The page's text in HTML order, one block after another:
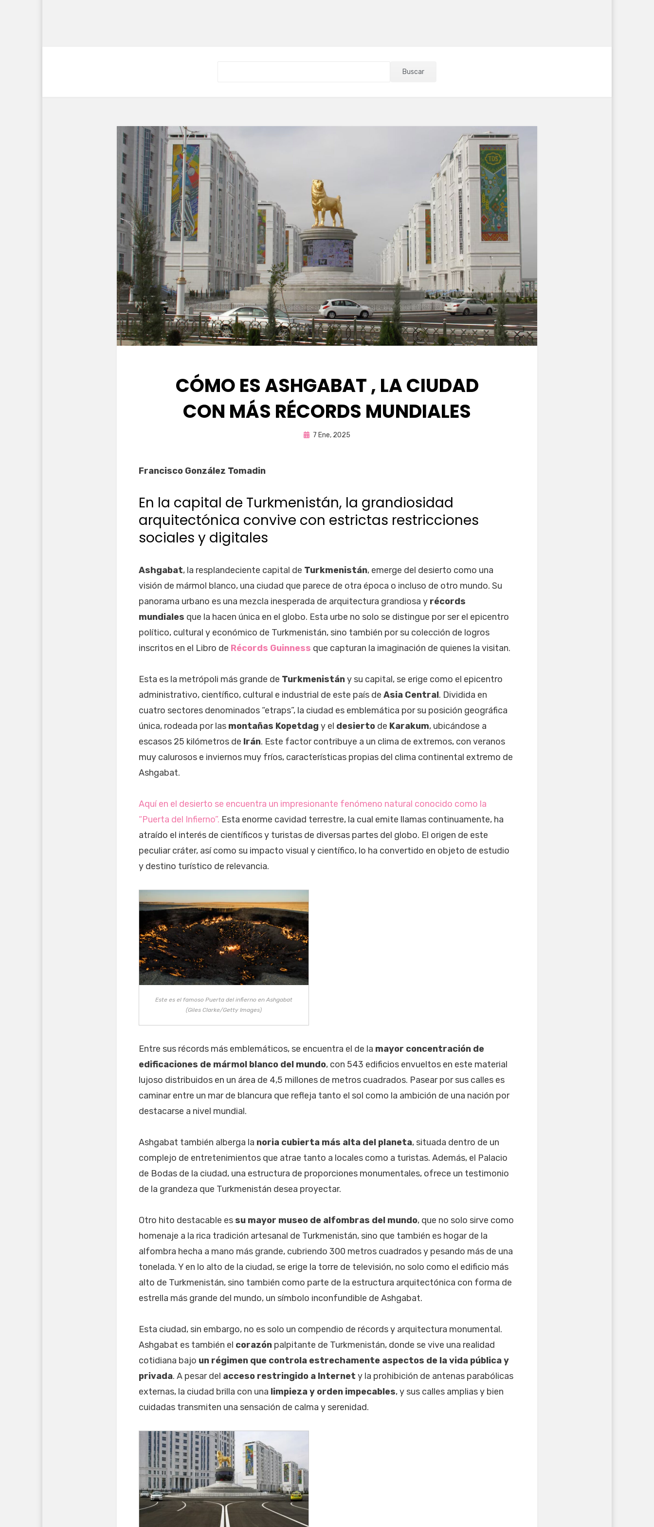
Buscar
CÓMO ES ASHGABAT , LA CIUDAD
CON MÁS RÉCORDS MUNDIALES
porFernando Miranda Servín
Publicada
7 Ene, 2025
Francisco González Tomadin
En la capital de Turkmenistán, la grandiosidad
arquitectónica convive con estrictas restricciones
sociales y digitales
Ashgabat, la resplandeciente capital de Turkmenistán, emerge del desierto como una
visión de mármol blanco, una ciudad que parece de otra época o incluso de otro mundo. Su
panorama urbano es una mezcla inesperada de arquitectura grandiosa y récords
mundiales que la hacen única en el globo. Esta urbe no solo se distingue por ser el epicentro
político, cultural y económico de Turkmenistán, sino también por su colección de logros
inscritos en el Libro de Récords Guinness que capturan la imaginación de quienes la visitan.
Esta es la metrópoli más grande de Turkmenistány su capital, se erige como el epicentro
administrativo, científico, cultural e industrial de este país de Asia Central. Dividida en
cuatro sectores denominados “etraps”, la ciudad es emblemática por su posición geográfica
única, rodeada por las montañas Kopetdag y el desierto de Karakum, ubicándose a
escasos 25 kilómetros de Irán. Este factor contribuye a un clima de extremos, con veranos
muy calurosos e inviernos muy fríos, características propias del clima continental extremo de
Ashgabat.
Aquí en el desierto se encuentra un impresionante fenómeno natural conocido como la
“Puerta del Infierno”. Esta enorme cavidad terrestre, la cual emite llamas continuamente, ha
atraído el interés de científicos y turistas de diversas partes del globo. El origen de este
peculiar cráter, así como su impacto visual y científico, lo ha convertido en objeto de estudio
y destino turístico de relevancia.
Este es el famoso Puerta del infierno en Ashgabat
(Giles Clarke/Getty Images)
Entre sus récords más emblemáticos, se encuentra el de la mayor concentración de
edificaciones de mármol blanco del mundo, con 543 edificios envueltos en este material
lujoso distribuidos en un área de 4,5 millones de metros cuadrados. Pasear por sus calles es
caminar entre un mar de blancura que refleja tanto el sol como la ambición de una nación por
destacarse a nivel mundial.
Ashgabat también alberga la noria cubierta más alta del planeta, situada dentro de un
complejo de entretenimientos que atrae tanto a locales como a turistas. Además, el Palacio
de Bodas de la ciudad, una estructura de proporciones monumentales, ofrece un testimonio
de la grandeza que Turkmenistán desea proyectar.
Otro hito destacable es su mayor museo de alfombras del mundo, que no solo sirve como
homenaje a la rica tradición artesanal de Turkmenistán, sino que también es hogar de la
alfombra hecha a mano más grande, cubriendo 300 metros cuadrados y pesando más de una
tonelada. Y en lo alto de la ciudad, se erige la torre de televisión, no solo como el edificio más
alto de Turkmenistán, sino también como parte de la estructura arquitectónica con forma de
estrella más grande del mundo, un símbolo inconfundible de Ashgabat.
Esta ciudad, sin embargo, no es solo un compendio de récords y arquitectura monumental.
Ashgabat es también el corazón palpitante de Turkmenistán, donde se vive una realidad
cotidiana bajo un régimen que controla estrechamente aspectos de la vida pública y
privada. A pesar del acceso restringido a Internet y la prohibición de antenas parabólicas
externas, la ciudad brilla con una limpieza y orden impecables, y sus calles amplias y bien
cuidadas transmiten una sensación de calma y serenidad.